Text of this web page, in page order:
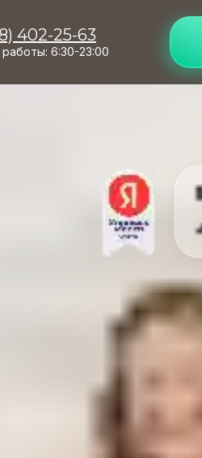
402-25-63
работы: 6:30-23:00